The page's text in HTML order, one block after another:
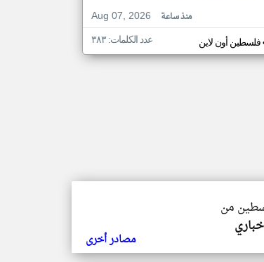
Aug 07, 2026
منذ ساعة
فلسطين أون لاين عدد الكلمات: ٣٨٣
من
مصادر أخرى